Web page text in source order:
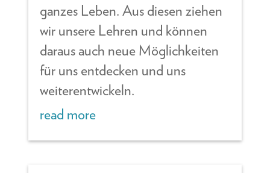
ganzes Leben. Aus diesen ziehen
wir unsere Lehren und können
daraus auch neue Möglichkeiten
für uns entdecken und uns
weiterentwickeln.
read more